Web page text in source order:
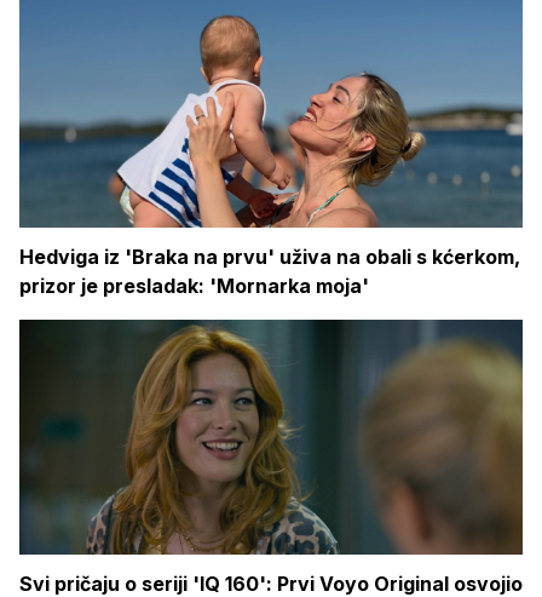
Hedviga iz 'Braka na prvu' uživa na obali s kćerkom,
prizor je presladak: 'Mornarka moja'
Svi pričaju o seriji 'IQ 160': Prvi Voyo Original osvojio